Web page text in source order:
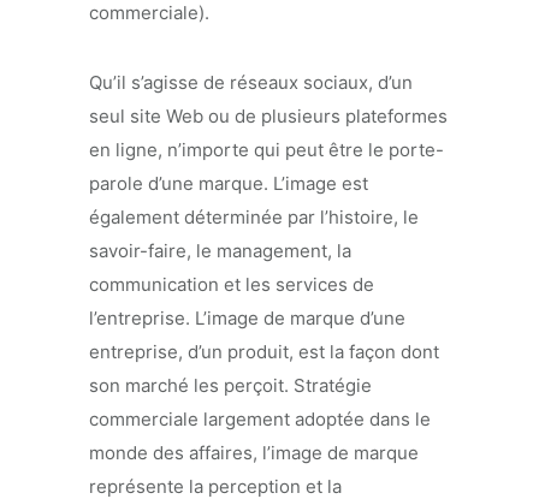
commerciale).
Qu’il s’agisse de réseaux sociaux, d’un
seul site Web ou de plusieurs plateformes
en ligne, n’importe qui peut être le porte-
parole d’une marque. L’image est
également déterminée par l’histoire, le
savoir-faire, le management, la
communication et les services de
l’entreprise. L’image de marque d’une
entreprise, d’un produit, est la façon dont
son marché les perçoit. Stratégie
commerciale largement adoptée dans le
monde des affaires, l’image de marque
représente la perception et la